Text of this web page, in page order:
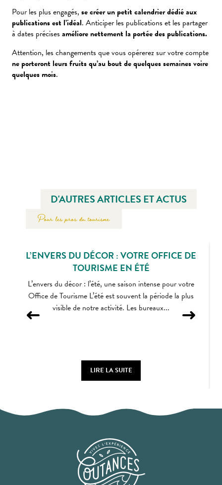
Pour les plus engagés, se créer un petit calendrier dédié aux
publications est l’idéal. Anticiper les publications et les partager
à dates précises améliore nettement la portée des publications.
Attention, les changements que vous opérerez sur votre compte
ne porteront leurs fruits qu’au bout de quelques semaines voire
quelques mois.
D'AUTRES ARTICLES ET ACTUS
Pour les pros du tourisme
L’ENVERS DU DÉCOR : VOTRE OFFICE DE
TOURISME EN ÉTÉ
L’envers du décor : l’été, une saison intense pour votre
Office de Tourisme L’été est souvent la période la plus
visible de notre activité. Les bureaux...
LIRE LA SUITE